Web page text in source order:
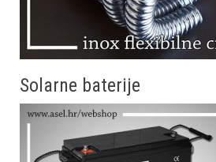
Solarne baterije